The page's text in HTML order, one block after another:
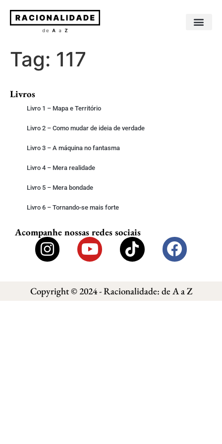
Tag: 117
Livros
Livro 1 – Mapa e Território
Livro 2 – Como mudar de ideia de verdade
Livro 3 – A máquina no fantasma
Livro 4 – Mera realidade
Livro 5 – Mera bondade
Livro 6 – Tornando-se mais forte
Acompanhe nossas redes sociais
Copyright © 2024 - Racionalidade: de A a Z